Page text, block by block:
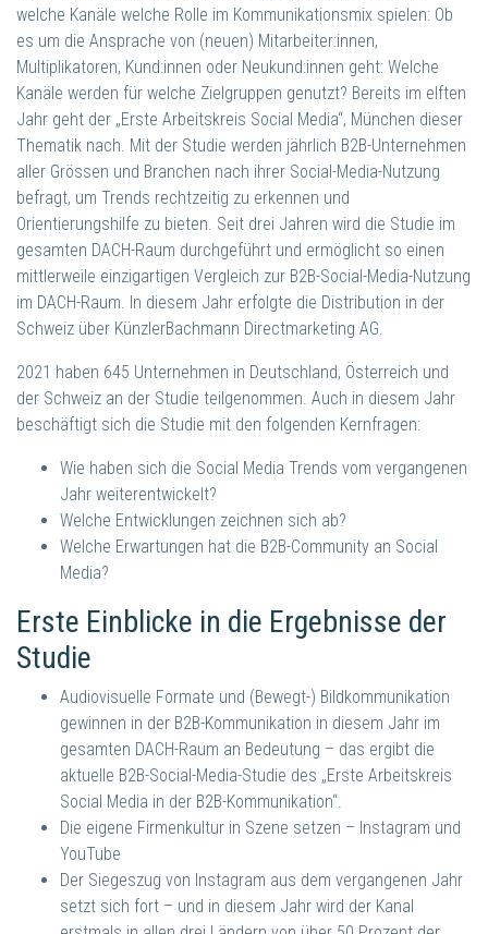
welche Kanäle welche Rolle im Kommunikationsmix spielen: Ob
es um die Ansprache von (neuen) Mitarbeiter:innen,
Multiplikatoren, Kund:innen oder Neukund:innen geht: Welche
Kanäle werden für welche Zielgruppen genutzt? Bereits im elften
Jahr geht der „Erste Arbeitskreis Social Media“, München dieser
Thematik nach. Mit der Studie werden jährlich B2B-Unternehmen
aller Grössen und Branchen nach ihrer Social-Media-Nutzung
befragt, um Trends rechtzeitig zu erkennen und
Orientierungshilfe zu bieten. Seit drei Jahren wird die Studie im
gesamten DACH-Raum durchgeführt und ermöglicht so einen
mittlerweile einzigartigen Vergleich zur B2B-Social-Media-Nutzung
im DACH-Raum. In diesem Jahr erfolgte die Distribution in der
Schweiz über KünzlerBachmann Directmarketing AG.
2021 haben 645 Unternehmen in Deutschland, Österreich und
der Schweiz an der Studie teilgenommen. Auch in diesem Jahr
beschäftigt sich die Studie mit den folgenden Kernfragen:
Wie haben sich die Social Media Trends vom vergangenen
Jahr weiterentwickelt?
Welche Entwicklungen zeichnen sich ab?
Welche Erwartungen hat die B2B-Community an Social
Media?
Erste Einblicke in die Ergebnisse der
Studie
Audiovisuelle Formate und (Bewegt-) Bildkommunikation
gewinnen in der B2B-Kommunikation in diesem Jahr im
gesamten DACH-Raum an Bedeutung – das ergibt die
aktuelle B2B-Social-Media-Studie des „Erste Arbeitskreis
Social Media in der B2B-Kommunikation“.
Die eigene Firmenkultur in Szene setzen – Instagram und
YouTube
Der Siegeszug von Instagram aus dem vergangenen Jahr
setzt sich fort – und in diesem Jahr wird der Kanal